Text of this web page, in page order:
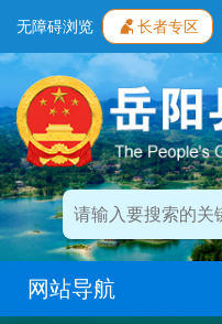
无障碍浏览 长者专区
网站导航